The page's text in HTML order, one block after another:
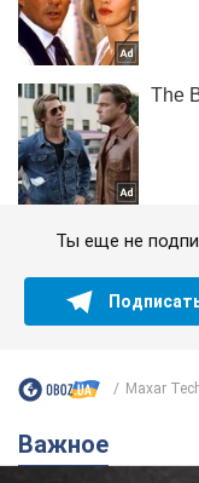
Ты еще не
Maxar
Важное